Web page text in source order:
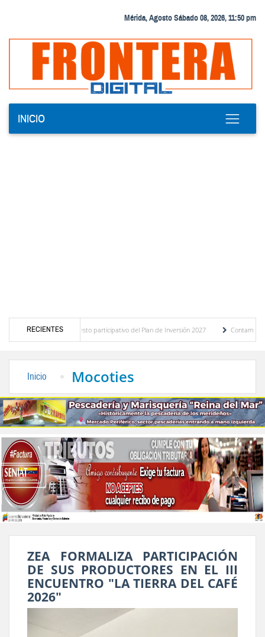
Mérida, Agosto Sábado 08, 2026, 11:50 pm
INICIO
RECIENTES
del presupuesto participativo del Plan de Inversión 2027
Contaminación y
Inicio Mocoties
ZEA FORMALIZA PARTICIPACIÓN
DE SUS PRODUCTORES EN EL III
ENCUENTRO "LA TIERRA DEL CAFÉ
2026"